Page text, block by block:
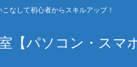
なして初心者からスキルアップ！
【パソコン・スマホ